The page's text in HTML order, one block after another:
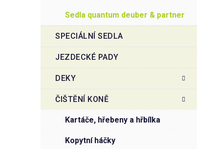
sedla quantum deuber & partner
SPECIÁLNÍ SEDLA
JEZDECKÉ PADY
DEKY
ČIŠTĚNÍ KONĚ
kartáče, hřebeny a hřbílka
kopytní háčky